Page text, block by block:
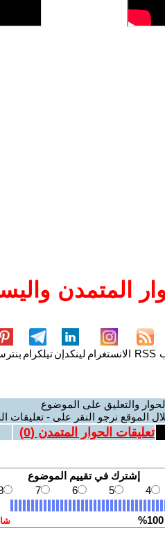
المتمدن
RSS الانستغرام لينكدإنتيلكرام
والتعليق على الموضوع
الموقع نرجو النقر على - تعليقات
تعليقات الحوار المتمدن (0
)